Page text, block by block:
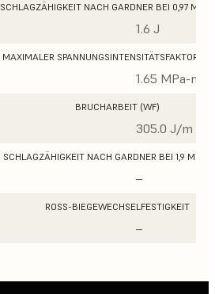
SCHLAGZÄHIGKEIT NACH GARDNER BEI 0,97 MM
1.6 J
MAXIMALER SPANNUNGSINTENSITÄTSFAKTOR
1.65 MPa-m1/
BRUCHARBEIT (WF)
305.0 J/m
SCHLAGZÄHIGKEIT NACH GARDNER BEI 1,9 MM
–
ROSS-BIEGEWECHSELFESTIGKEIT
–